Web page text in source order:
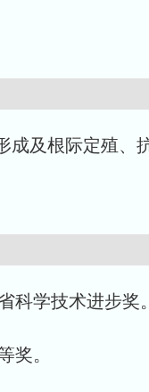
及根际定殖
科学技术进步奖。
奖。